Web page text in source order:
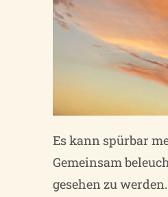
Es kann spürbar
Gemeinsam
gesehen zu werden.